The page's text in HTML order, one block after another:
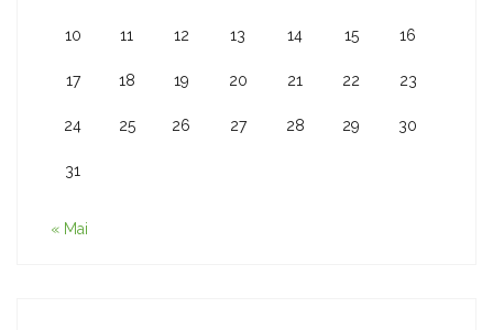
10 11 12 13 14 15 16
17 18 19 20 21 22 23
24 25 26 27 28 29 30
31
« Mai